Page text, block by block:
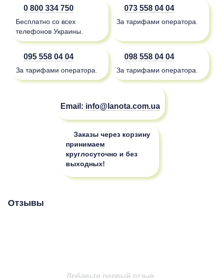
0 800 334 750
Бесплатно со всех
телефонов Украины.
073 558 04 04
За тарифами оператора.
095 558 04 04
За тарифами оператора.
098 558 04 04
За тарифами оператора.
Email: info@lanota.com.ua
Заказы через корзину
принимаем
круглосуточно и без
выходных!
Отзывы
Добавьте первый отзыв